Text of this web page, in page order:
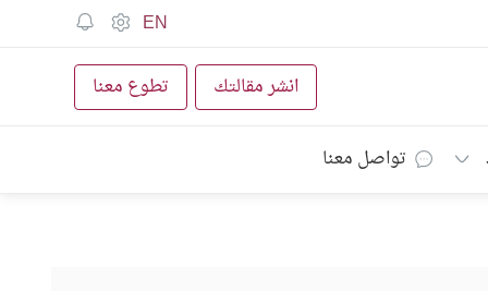
EN
انشر مقالتك تطوع معنا
تواصل معنا